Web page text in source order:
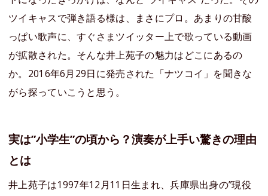
ツイキャスで弾き語る様は、まさにプロ。あまりの甘酸
っぱい歌声に、すぐさまツイッター上で歌っている動画
が拡散された。そんな井上苑子の魅力はどこにあるの
か。2016年6月29日に発売された「ナツコイ」を聞きな
がら探っていこうと思う。
実は”小学生”の頃から？演奏が上手い驚きの理由
とは
井上苑子は1997年12月11日生まれ、兵庫県出身の”現役